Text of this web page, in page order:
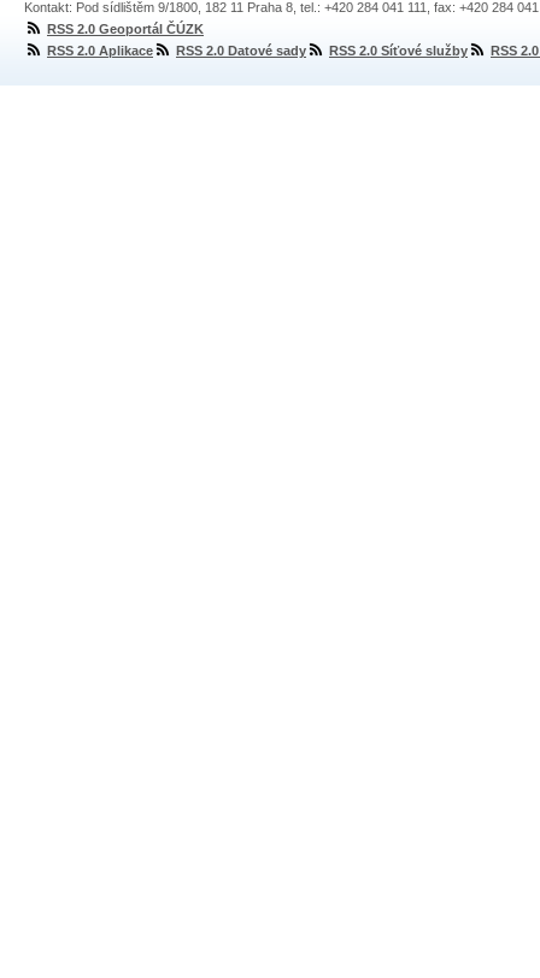
Kontakt: Pod sídlištěm 9/1800, 182 11 Praha 8, tel.: +420 284 041 111, fax: +420 284
RSS 2.0 Geoportál ČÚZK
RSS 2.0 Aplikace
RSS 2.0 Datové sady RSS 2.0 Síťové služby RSS